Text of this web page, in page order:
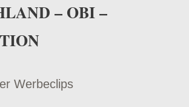
– OBI –
Werbeclips